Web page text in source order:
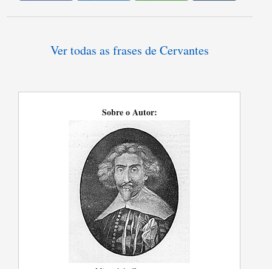
Ver todas as frases de Cervantes
Sobre o Autor: